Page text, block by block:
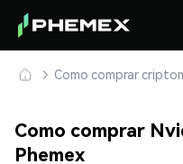
Como comprar
Como comprar
Phemex